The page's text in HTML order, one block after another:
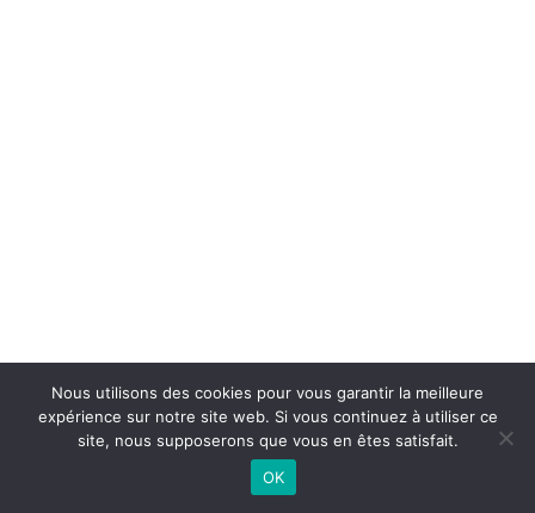
Nous utilisons des cookies pour vous garantir la meilleure
expérience sur notre site web. Si vous continuez à utiliser ce
site, nous supposerons que vous en êtes satisfait.
OK